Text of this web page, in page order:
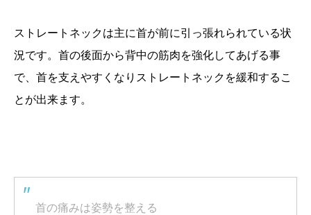
ストレートネックは主に首が前に引っ張れられている状
況です。首の後面から背中の筋肉を強化してあげる事
で、首を支えやすくなりストレートネックを緩和するこ
とが出来ます。
首の痛みは姿勢を整える